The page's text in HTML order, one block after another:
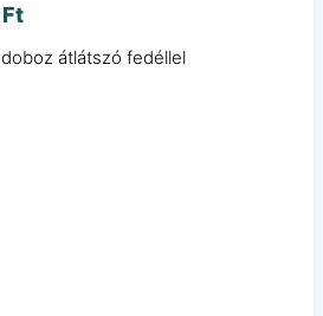
Ft
átlátszó fedéllel